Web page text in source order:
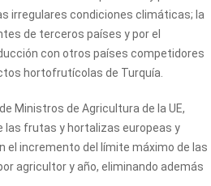
irregulares condiciones climáticas; la
de terceros países y por el
con otros países competidores
hortofrutícolas de Turquía.
Ministros de Agricultura de la UE,
las frutas y hortalizas europeas y
el incremento del límite máximo de las
agricultor y año, eliminando además